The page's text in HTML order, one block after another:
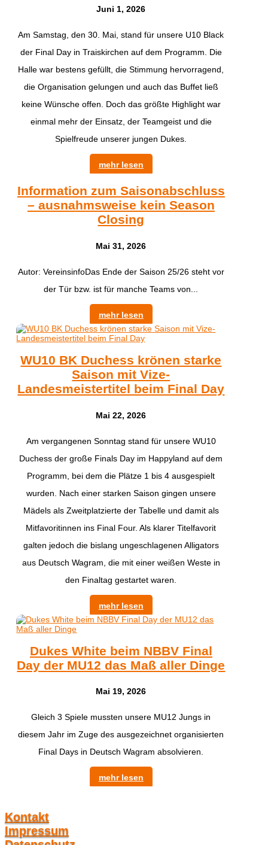
Juni 1, 2026
​Am Samstag, den 30. Mai, stand für unsere U10 Black
der Final Day in Traiskirchen auf dem Programm. Die
Halle war bestens gefüllt, die Stimmung hervorragend,
die Organisation gelungen und auch das Buffet ließ
keine Wünsche offen. Doch das größte Highlight war
einmal mehr der Einsatz, der Teamgeist und die
Spielfreude unserer jungen Dukes.
mehr lesen
Information zum Saisonabschluss
– ausnahmsweise kein Season
Closing
Mai 31, 2026
Autor: VereinsinfoDas Ende der Saison 25/26 steht vor
der Tür bzw. ist für manche Teams von...
mehr lesen
WU10 BK Duchess krönen starke
Saison mit Vize-
Landesmeistertitel beim Final Day
Mai 22, 2026
​Am vergangenen Sonntag stand für unsere WU10
Duchess der große Finals Day im Happyland auf dem
Programm, bei dem die Plätze 1 bis 4 ausgespielt
wurden. Nach einer starken Saison gingen unsere
Mädels als Zweitplatzierte der Tabelle und damit als
Mitfavoritinnen ins Final Four. Als klarer Titelfavorit
galten jedoch die bislang ungeschlagenen Alligators
aus Deutsch Wagram, die mit einer weißen Weste in
den Finaltag gestartet waren.
mehr lesen
Dukes White beim NBBV Final
Day der MU12 das Maß aller Dinge
Mai 19, 2026
Gleich 3 Spiele mussten unsere MU12 Jungs in
diesem Jahr im Zuge des ausgezeichnet organisierten
Final Days in Deutsch Wagram absolvieren.
mehr lesen
Kontakt
Impressum